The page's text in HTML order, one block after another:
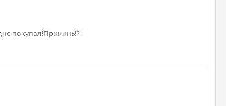
покупал!Прикинь!?